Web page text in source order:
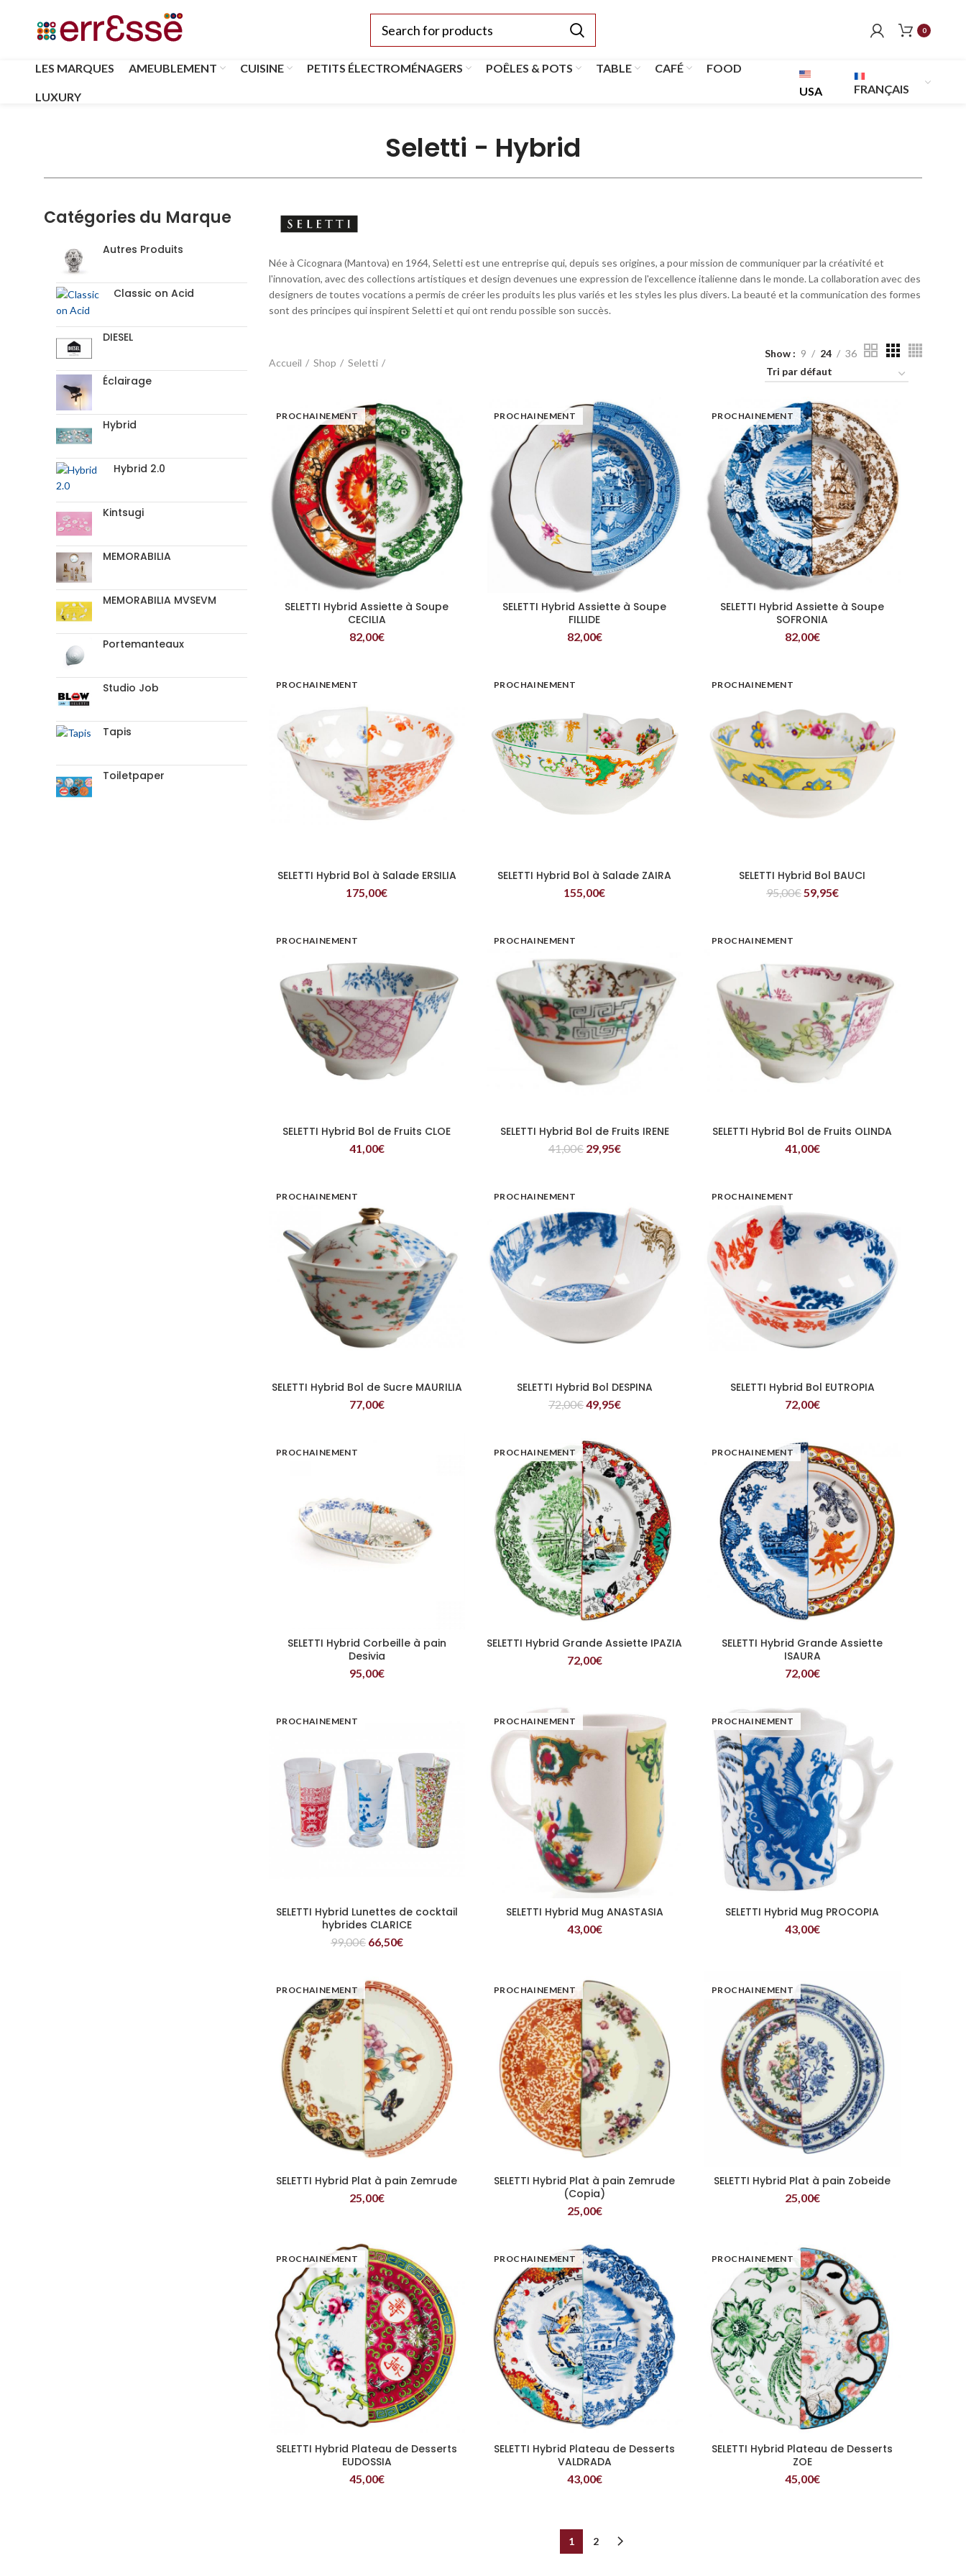
0
LES MARQUES AMEUBLEMENT CUISINE PETITS ÉLECTROMÉNAGERS POÊLES & POTS TABLE CAFÉ FOOD
LUXURY USA FRANÇAIS
Seletti - Hybrid
Catégories du Marque
Autres Produits
Classic on Acid
DIESEL
Éclairage
Hybrid
Hybrid 2.0
Kintsugi
MEMORABILIA
MEMORABILIA MVSEVM
Portemanteaux
Studio Job
Tapis
Toiletpaper
Née à Cicognara (Mantova) en 1964, Seletti est une entreprise qui, depuis ses origines, a pour mission de communiquer par la créativité et
l'innovation, avec des collections artistiques et design devenues une expression de l'excellence italienne dans le monde. La collaboration avec des
designers de toutes vocations a permis de créer les produits les plus variés et les styles les plus divers. La beauté et la communication des formes
sont des principes qui inspirent Seletti et qui ont rendu possible son succès.
Accueil Shop Seletti
Show 9 24 36
PROCHAINEMENT
LIRE LA SUITE
SELETTI Hybrid Assiette à Soupe
CECILIA
82,00€
PROCHAINEMENT
LIRE LA SUITE
SELETTI Hybrid Assiette à Soupe
FILLIDE
82,00€
PROCHAINEMENT
LIRE LA SUITE
SELETTI Hybrid Assiette à Soupe
SOFRONIA
82,00€
PROCHAINEMENT
LIRE LA SUITE
SELETTI Hybrid Bol à Salade ERSILIA
175,00€
PROCHAINEMENT
LIRE LA SUITE
SELETTI Hybrid Bol à Salade ZAIRA
155,00€
PROCHAINEMENT
LIRE LA SUITE
SELETTI Hybrid Bol BAUCI
95,00€ 59,95€
PROCHAINEMENT
LIRE LA SUITE
SELETTI Hybrid Bol de Fruits CLOE
41,00€
PROCHAINEMENT
LIRE LA SUITE
SELETTI Hybrid Bol de Fruits IRENE
41,00€ 29,95€
PROCHAINEMENT
LIRE LA SUITE
SELETTI Hybrid Bol de Fruits OLINDA
41,00€
PROCHAINEMENT
LIRE LA SUITE
SELETTI Hybrid Bol de Sucre MAURILIA
77,00€
PROCHAINEMENT
LIRE LA SUITE
SELETTI Hybrid Bol DESPINA
72,00€49,95€
PROCHAINEMENT
LIRE LA SUITE
SELETTI Hybrid Bol EUTROPIA
72,00€
PROCHAINEMENT
LIRE LA SUITE
SELETTI Hybrid Corbeille à pain
Desivia
95,00€
PROCHAINEMENT
LIRE LA SUITE
SELETTI Hybrid Grande Assiette IPAZIA
72,00€
PROCHAINEMENT
LIRE LA SUITE
SELETTI Hybrid Grande Assiette
ISAURA
72,00€
PROCHAINEMENT
LIRE LA SUITE
SELETTI Hybrid Lunettes de cocktail
hybrides CLARICE
99,00€ 66,50€
PROCHAINEMENT
LIRE LA SUITE
SELETTI Hybrid Mug ANASTASIA
43,00€
PROCHAINEMENT
LIRE LA SUITE
SELETTI Hybrid Mug PROCOPIA
43,00€
PROCHAINEMENT
LIRE LA SUITE
SELETTI Hybrid Plat à pain Zemrude
25,00€
PROCHAINEMENT
LIRE LA SUITE
SELETTI Hybrid Plat à pain Zemrude
(Copia)
25,00€
PROCHAINEMENT
LIRE LA SUITE
SELETTI Hybrid Plat à pain Zobeide
25,00€
PROCHAINEMENT
LIRE LA SUITE
SELETTI Hybrid Plateau de Desserts
EUDOSSIA
45,00€
PROCHAINEMENT
LIRE LA SUITE
SELETTI Hybrid Plateau de Desserts
VALDRADA
43,00€
PROCHAINEMENT
LIRE LA SUITE
SELETTI Hybrid Plateau de Desserts
ZOE
45,00€
1 2